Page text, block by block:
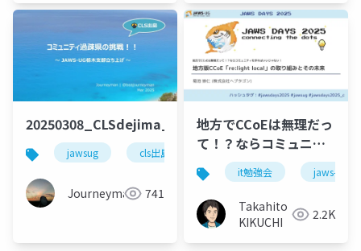
20250308_CLSdejima_lt_beajouneyman
jawsug cls出島 cls コミュニティ
Journeyman 741
地方でCCoEは無理だっ
て！？ならコミュニテ
ィを作ればいいじゃな
い！ 地方版
CCoE「re:light
local」の取り組みとそ
の未来@JAWS DAYS
it勉強会 jaws-ug
Takahito
KIKUCHI
2.2K